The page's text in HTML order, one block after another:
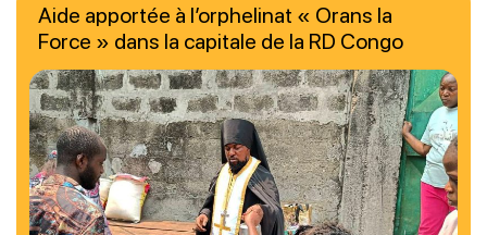
Aide apportée à l’orphelinat « Orans la
Force » dans la capitale de la RD Congo